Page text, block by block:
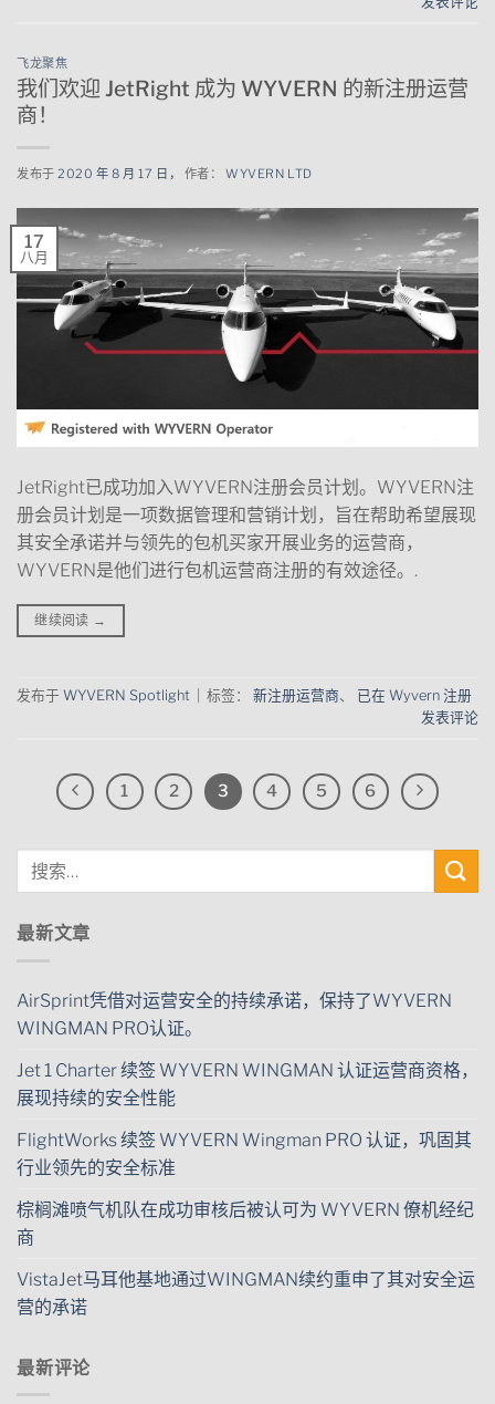
飞龙聚焦
我们欢迎 JetRight 成为 WYVERN 的新注册运营
商！
发布于2020 年 8 月 17 日， 作者：WYVERN LTD
17
八月
JetRight已成功加入WYVERN注册会员计划。WYVERN注
册会员计划是一项数据管理和营销计划，旨在帮助希望展现
其安全承诺并与领先的包机买家开展业务的运营商，
WYVERN是他们进行包机运营商注册的有效途径。.
继续阅读 →
发布于 WYVERN Spotlight 标签： 新注册运营商、 已在 Wyvern 注册
发表评论
1 2 3 4 5 6
最新文章
AirSprint凭借对运营安全的持续承诺，保持了WYVERN
WINGMAN PRO认证。
Jet 1 Charter 续签 WYVERN WINGMAN 认证运营商资格，
展现持续的安全性能
FlightWorks 续签 WYVERN Wingman PRO 认证，巩固其
行业领先的安全标准
棕榈滩喷气机队在成功审核后被认可为 WYVERN 僚机经纪
商
VistaJet马耳他基地通过WINGMAN续约重申了其对安全运
营的承诺
最新评论